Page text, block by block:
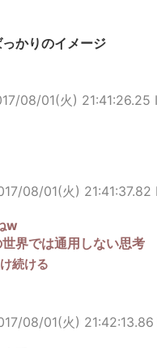
かりのイメージ
08/01(火) 21:41:26.25
08/01(火) 21:41:37.82
w
界では通用しない思考
続ける
08/01(火)